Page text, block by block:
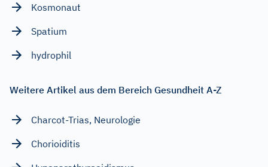
Kosmonaut
Spatium
hydrophil
Weitere Artikel aus dem Bereich Gesundheit A-Z
Charcot-Trias, Neurologie
Chorioiditis